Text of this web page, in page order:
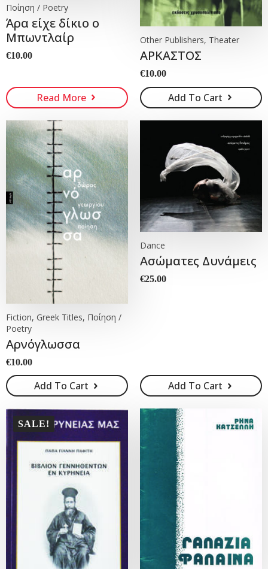
Ποίηση / Poetry
Άρα είχε δίκιο ο
Μπωντλαίρ
€10.00
Read More
Other Publishers, Theater
ΑΡΚΑΣΤΟΣ
€10.00
Add To Cart
Fiction, Greek Titles, Ποίηση /
Poetry
Αρνόγλωσσα
€10.00
Add To Cart
Dance
Ασώματες Δυνάμεις
€25.00
Add To Cart
SALE!